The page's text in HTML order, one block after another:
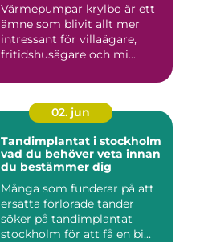
Värmepumpar krylbo är ett
ämne som blivit allt mer
intressant för villaägare,
fritidshusägare och mi...
02. jun
Tandimplantat i stockholm
vad du behöver veta innan
du bestämmer dig
Många som funderar på att
ersätta förlorade tänder
söker på tandimplantat
stockholm för att få en bi...